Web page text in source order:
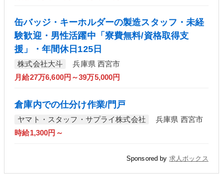
缶バッジ・キーホルダーの製造スタッフ・未経
験歓迎・男性活躍中「寮費無料/資格取得支
援」・年間休日125日
株式会社大斗
兵庫県 西宮市
月給27万6,600円～39万5,000円
倉庫内での仕分け作業/門戸
ヤマト・スタッフ・サプライ株式会社
兵庫県 西宮市
時給1,300円～
Sponsored by 求人ボックス